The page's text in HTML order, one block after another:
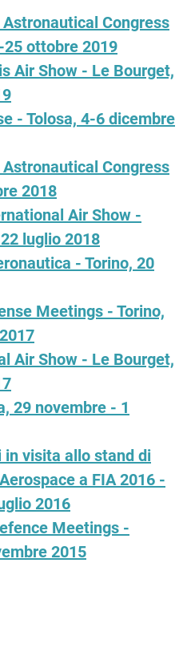
Congress
ottobre 2019
Air Show - Le Bourget,
- Tolosa, 4-6 dicembre
Congress
2018
Air Show -
luglio 2018
- Torino, 20
Meetings - Torino,
Air Show - Le Bourget,
29 novembre - 1
visita allo stand di
a FIA 2016 -
2016
Meetings -
2015